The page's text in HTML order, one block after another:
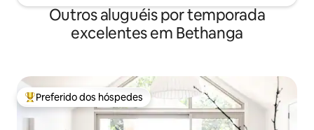
Outros aluguéis por temporada
excelentes em Bethanga
Entre os melhores preferidos dos hóspedes
Preferido dos hóspedes